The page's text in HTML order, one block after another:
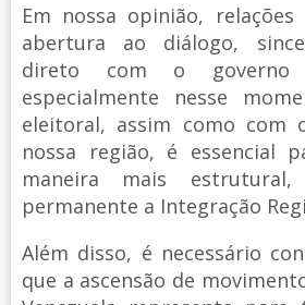
Em nossa opinião,
abertura ao diálogo,
direto com o governo
especialmente nesse
eleitoral, assim como com
nossa região, é essencial
maneira mais
permanente a Integração
Além disso, é necessário
que a ascensão de